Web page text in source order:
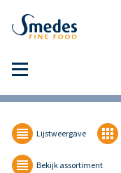
Lijstweergave
Bekijk assortiment